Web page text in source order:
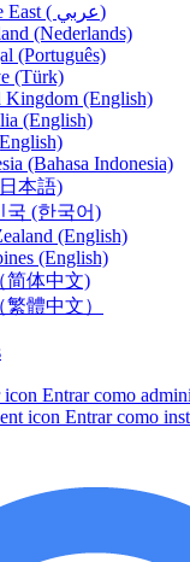
Middle East ( عربي)
(Nederlands)
(Português)
(Türk)
Kingdom (English)
(English)
(Bahasa Indonesia)
本語)
국 (한국어)
(English)
(English)
简体中文)
體中文）
Entrar como
Entrar como